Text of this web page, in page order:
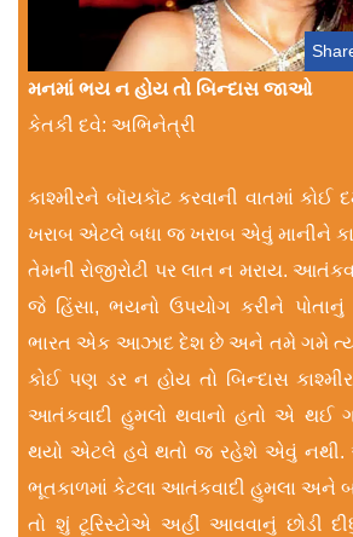
મનમાં ભય ન હોય તો બિન્દાસ જાઓ
કેતકી દવે: અભિનેત્રી
કાશ્મીરને બૉયકૉટ કરવાની વાતમાં
ખરાબ એટલે બધા જ ખરાબ એવું માનીને
તેમની રોજીરોટી પર લાત ન મરાય.
જે હિંસા, ભયનો ઉપયોગ કરીને પોતાનું
ભારત એક આઝાદ દેશ છે અને તમે ગમે
કોઈ પણ ડર ન હોય તો બિન્દાસ
આતંકવાદી હુમલો થવાનો હતો એ થઈ
થયો એટલે હવે થતો જ રહેશે એવું
ભૂતકાળમાં કેટલા આતંકવાદી હુમલા અને
તો શું ટૂરિસ્ટોએ અહીં આવવાનું છોડી